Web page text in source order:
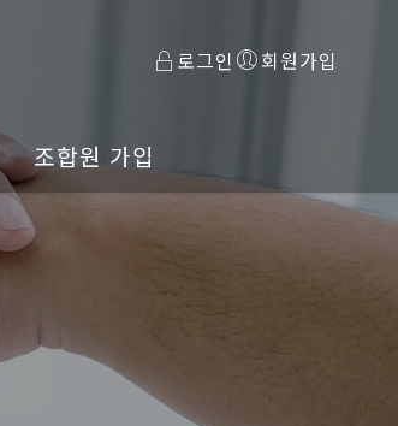
로그인 회원가입
조합원 가입